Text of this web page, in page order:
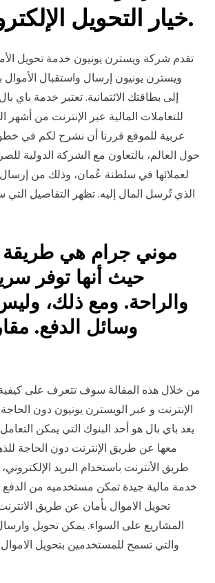
خيار التحويل الإلكتروني بالقرب من أعلى الصفحة.
تقدم شركة ويسترن يونيون خدمة تحويل
ويسترن يونيون إرسال واستقبال
عربية للموقع قررنا أن نشرح لكم في
حول العالم، بالتعاون مع الشركة الدولية
لعملائها في سلطنة عُمان، وذلك من
الذي تُرسل المال إليه. تظهر التفاصيل
موني جرام هي طريقة
حيث أنها توفر
والراحة. ومع ذلك،
من خلال هذه المقالة سوف تتعرف على
معها عن طريق الإنترنت دون الحاجة
طريق الأنترنت باستخدام البريد
تحويل الاموال بأمان عن طريق
المشاريع على السواء. يمكن تحويل